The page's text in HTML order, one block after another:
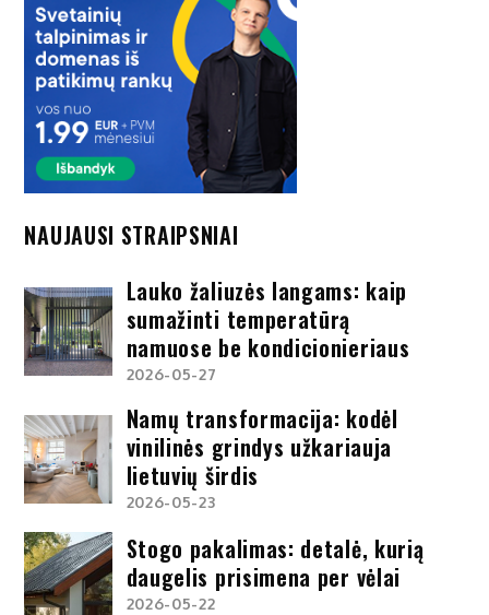
NAUJAUSI STRAIPSNIAI
Lauko žaliuzės langams: kaip
sumažinti temperatūrą
namuose be kondicionieriaus
2026-05-27
Namų transformacija: kodėl
vinilinės grindys užkariauja
lietuvių širdis
2026-05-23
Stogo pakalimas: detalė, kurią
daugelis prisimena per vėlai
2026-05-22